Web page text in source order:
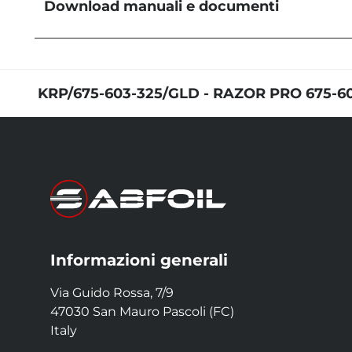
Download manuali e documenti
KRP/675-603-325/GLD - RAZOR PRO 675-
Informazioni generali
Via Guido Rossa, 7/9
47030 San Mauro Pascoli (FC)
Italy